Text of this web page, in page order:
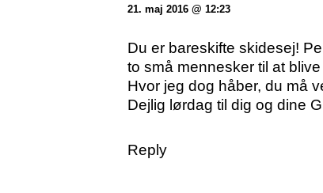
21. maj 2016 @ 12:23
Du er bareskifte skidesej!
to små mennesker til at
Hvor jeg dog håber, du må
Dejlig lørdag til dig og dine
Reply